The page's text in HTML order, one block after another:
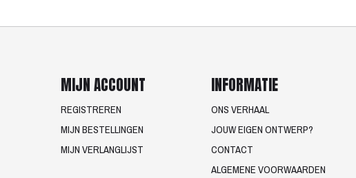
MIJN ACCOUNT
REGISTREREN
MIJN BESTELLINGEN
MIJN VERLANGLIJST
INFORMATIE
ONS VERHAAL
JOUW EIGEN ONTWERP?
CONTACT
ALGEMENE VOORWAARDEN